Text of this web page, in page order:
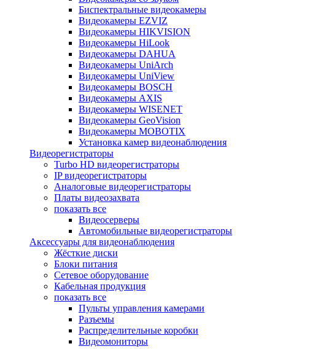
Биспектральные видеокамеры
Видеокамеры EZVIZ
Видеокамеры HIKVISION
Видеокамеры HiLook
Видеокамеры DAHUA
Видеокамеры UniArch
Видеокамеры UniView
Видеокамеры BOSCH
Видеокамеры AXIS
Видеокамеры WISENET
Видеокамеры GeoVision
Видеокамеры MOBOTIX
Установка камер видеонаблюдения
Видеорегистраторы
Turbo HD видеорегистраторы
IP видеорегистраторы
Аналоговые видеорегистраторы
Платы видеозахвата
показать все
Видеосерверы
Автомобильные видеорегистраторы
Аксессуары для видеонаблюдения
Жёсткие диски
Блоки питания
Сетевое оборудование
Кабельная продукция
показать все
Пульты управления камерами
Разъемы
Распределительные коробки
Видеомониторы